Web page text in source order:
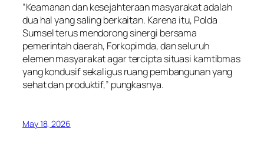
“Keamanan dan kesejahteraan masyarakat adalah
dua hal yang saling berkaitan. Karena itu, Polda
Sumsel terus mendorong sinergi bersama
pemerintah daerah, Forkopimda, dan seluruh
elemen masyarakat agar tercipta situasi kamtibmas
yang kondusif sekaligus ruang pembangunan yang
sehat dan produktif,” pungkasnya.
May 18, 2026